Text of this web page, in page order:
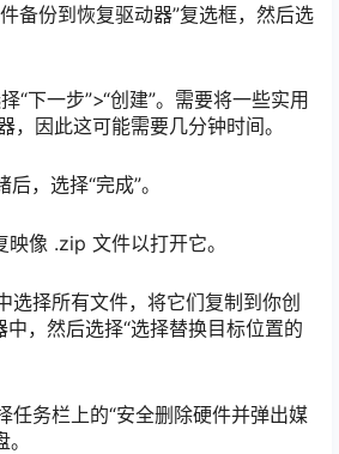
备份到恢复驱动器”复选框，然后选
“下一步”>“创建”。需要将一些实用
，因此这可能需要几分钟时间。
，选择“完成”。
像 .zip 文件以打开它。
选择所有文件，将它们复制到你创
，然后选择“选择替换目标位置的
任务栏上的“安全删除硬件并弹出媒